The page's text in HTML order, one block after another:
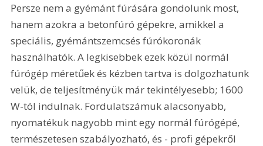
Persze nem a gyémánt fúrására gondolunk most,
hanem azokra a betonfúró gépekre, amikkel a
speciális, gyémántszemcsés fúrókoronák
használhatók. A legkisebbek ezek közül normál
fúrógép méretűek és kézben tartva is dolgozhatunk
velük, de teljesítményük már tekintélyesebb; 1600
W-tól indulnak. Fordulatszámuk alacsonyabb,
nyomatékuk nagyobb mint egy normál fúrógépé,
természetesen szabályozható, és - profi gépekről